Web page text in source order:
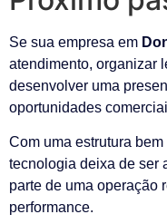
Se sua empresa em
atendimento, organizar
desenvolver uma
oportunidades
Com uma estrutura
tecnologia deixa de ser
parte de uma operação
performance.